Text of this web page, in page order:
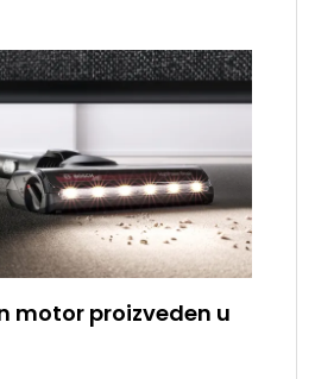
motor proizveden u